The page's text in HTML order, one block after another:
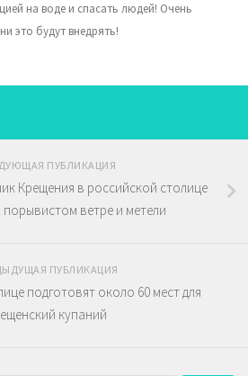
на воде и спасать людей! Очень
это будут внедрять!
ПУБЛИКАЦИЯ
Крещения в российской столице
ветре и метели
ПУБЛИКАЦИЯ
подготовят около 60 мест для
купаний